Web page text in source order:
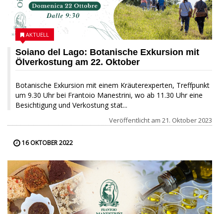
Soiano del Lago: Botanische Exkursion mit
Ölverkostung am 22. Oktober
Botanische Exkursion mit einem Kräuterexperten, Treffpunkt
um 9.30 Uhr bei Frantoio Manestrini, wo ab 11.30 Uhr eine
Besichtigung und Verkostung stat...
AKTUELL
Veröffentlicht am 21. Oktober 2023
16 OKTOBER 2022